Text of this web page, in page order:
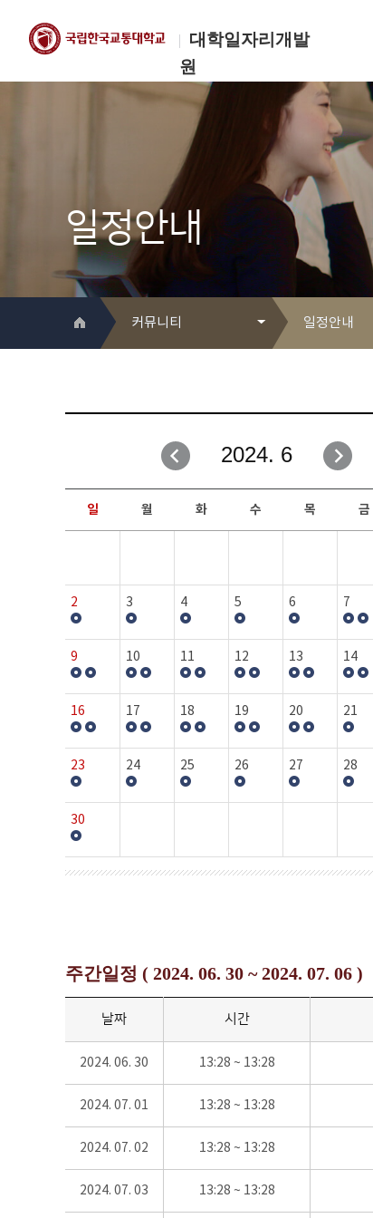
대학일자리개발
원
한국교통대학교
대학일자리개발원
일정안내
커뮤니티
취업성공지원과
창업지원·교육센터
현장실습/IPP사업단
커뮤니티
일정안내
자유게시판
일정안내
보도자료
행사갤러리
2024. 6
일 월 화 수 목 금
2 3 4 5 6 7
9 10 11 12 13 14
16 17 18 19 20 21
23 24 25 26 27 28
30
주간일정 ( 2024. 06. 30 ~ 2024. 07. 06 )
날짜 시간
2024. 06. 30 13:28 ~ 13:28
2024. 07. 01 13:28 ~ 13:28
2024. 07. 02 13:28 ~ 13:28
2024. 07. 03 13:28 ~ 13:28